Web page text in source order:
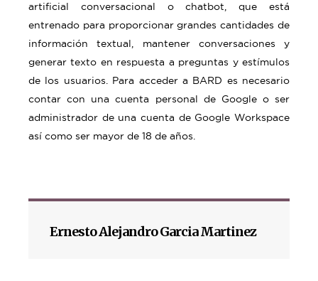
artificial conversacional o chatbot, que está
entrenado para proporcionar grandes cantidades de
información textual, mantener conversaciones y
generar texto en respuesta a preguntas y estímulos
de los usuarios. Para acceder a BARD es necesario
contar con una cuenta personal de Google o ser
administrador de una cuenta de Google Workspace
así como ser mayor de 18 de años.
Ernesto Alejandro Garcia Martinez